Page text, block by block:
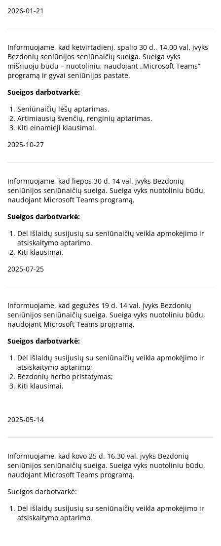
2026-01-21
Informuojame, kad ketvirtadienį, spalio 30 d., 14.00 val. įvyks
Bezdonių seniūnijos seniūnaičių sueiga. Sueiga vyks
mišriuoju būdu – nuotoliniu, naudojant „Microsoft Teams“
programą ir gyvai seniūnijos pastate.
Sueigos darbotvarkė:
Seniūnaičių lėšų aptarimas.
Artimiausių švenčių, renginių aptarimas.
Kiti einamieji klausimai.
2025-10-27
Informuojame, kad liepos 30 d. 14 val. įvyks Bezdonių
seniūnijos seniūnaičių sueiga. Sueiga vyks nuotoliniu būdu,
naudojant Microsoft Teams programą.
Sueigos darbotvarkė:
Dėl išlaidų susijusių su seniūnaičių veikla apmokėjimo ir
atsiskaitymo aptarimo.
Kiti klausimai.
2025-07-25
Informuojame, kad gegužės 19 d. 14 val. įvyks Bezdonių
seniūnijos seniūnaičių sueiga. Sueiga vyks nuotoliniu būdu,
naudojant Microsoft Teams programą.
Sueigos darbotvarkė:
Dėl išlaidų susijusių su seniūnaičių veikla apmokėjimo ir
atsiskaitymo aptarimo;
Bezdonių herbo pristatymas;
Kiti klausimai.
2025-05-14
Informuojame, kad kovo 25 d. 16.30 val. įvyks Bezdonių
seniūnijos seniūnaičių sueiga. Sueiga vyks nuotoliniu būdu,
naudojant Microsoft Teams programą.
Sueigos darbotvarkė:
Dėl išlaidų susijusių su seniūnaičių veikla apmokėjimo ir
atsiskaitymo aptarimo.